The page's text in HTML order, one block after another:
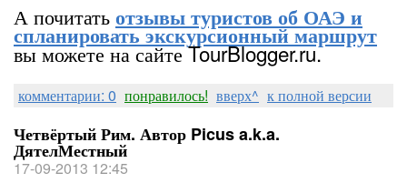
А почитатьотзывы туристов об ОАЭ и
спланировать экскурсионный маршрут
вы можете на сайте TourBlogger.ru.
комментарии: 0 понравилось! вверх^ к полной версии
Четвёртый Рим. Автор Picus a.k.a.
ДятелМестный
17-09-2013 12:45